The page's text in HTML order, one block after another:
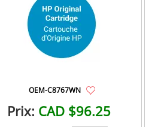
OEM-C8767WN
Prix: CAD $96.25